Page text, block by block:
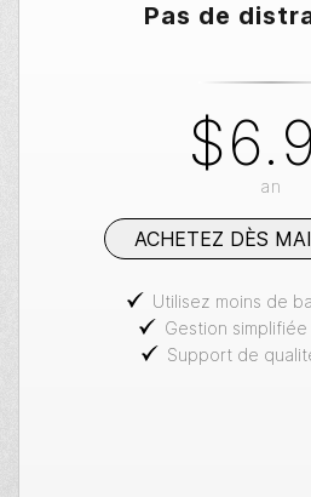
Pas de
an
ACHETEZ DÈS
Utilisez moins de
Gestion
Support de